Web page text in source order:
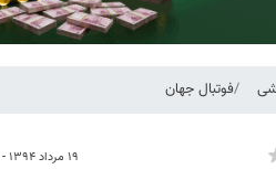
فوتبال جهان
۱۹ مرداد ۱۳۹۴ - ۲۰:۱۴